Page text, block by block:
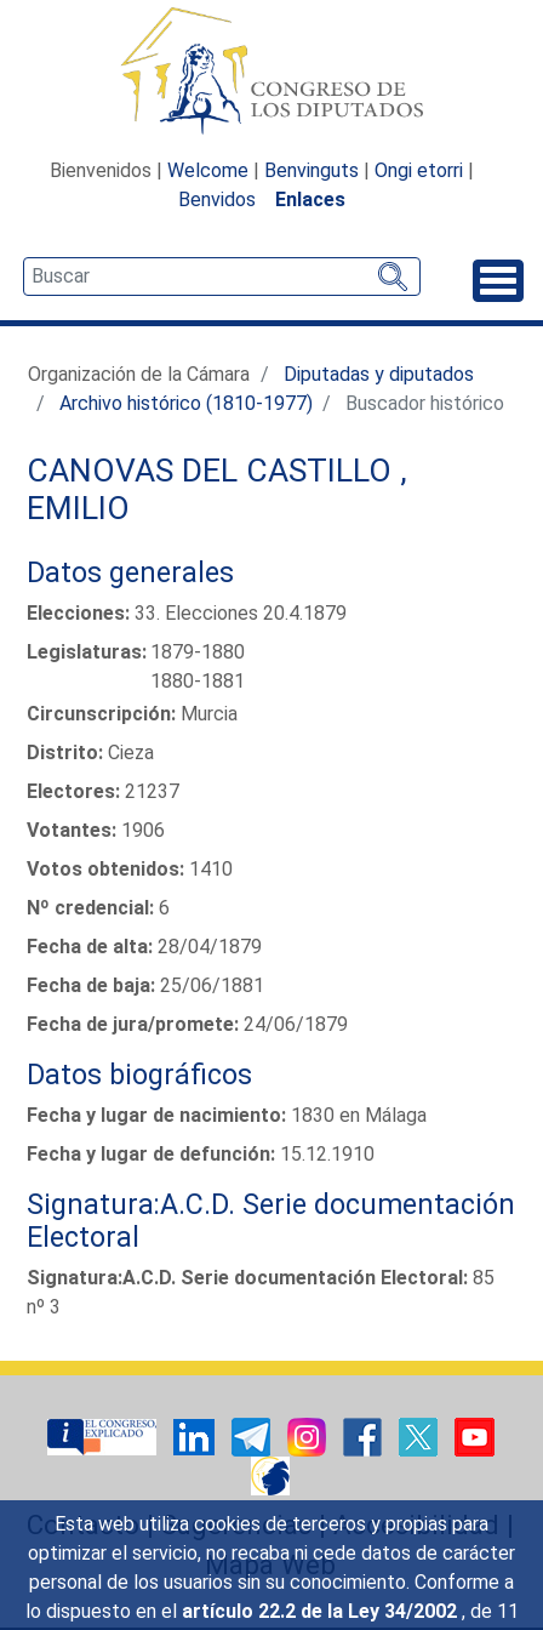
Esta web utiliza cookies de terceros y propias para
optimizar el servicio, no recaba ni cede datos de carácter
personal de los usuarios sin su conocimiento. Conforme a
lo dispuesto en el artículo 22.2 de la Ley 34/2002 , de 11
Bienvenidos | Welcome | Benvinguts | Ongi etorri |
Benvidos
Enlaces
Organización de la Cámara
Diputadas y diputados
Archivo histórico (1810-1977)
Buscador histórico
CANOVAS DEL CASTILLO ,
EMILIO
Datos generales
Elecciones:33. Elecciones 20.4.1879
Legislaturas: 1879-1880
1880-1881
Circunscripción: Murcia
Distrito: Cieza
Electores: 21237
Votantes: 1906
Votos obtenidos: 1410
Nº credencial: 6
Fecha de alta: 28/04/1879
Fecha de baja: 25/06/1881
Fecha de jura/promete: 24/06/1879
Datos biográficos
Fecha y lugar de nacimiento: 1830 en Málaga
Fecha y lugar de defunción: 15.12.1910
Signatura:A.C.D. Serie documentación
Electoral
Signatura:A.C.D. Serie documentación Electoral: 85
nº 3
Contacto|Sugerencias|Accesibilidad |
Mapa Web